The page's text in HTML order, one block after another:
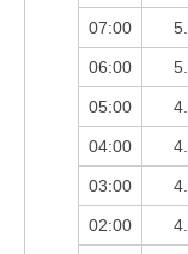
07:00
06:00
05:00
04:00
03:00
02:00